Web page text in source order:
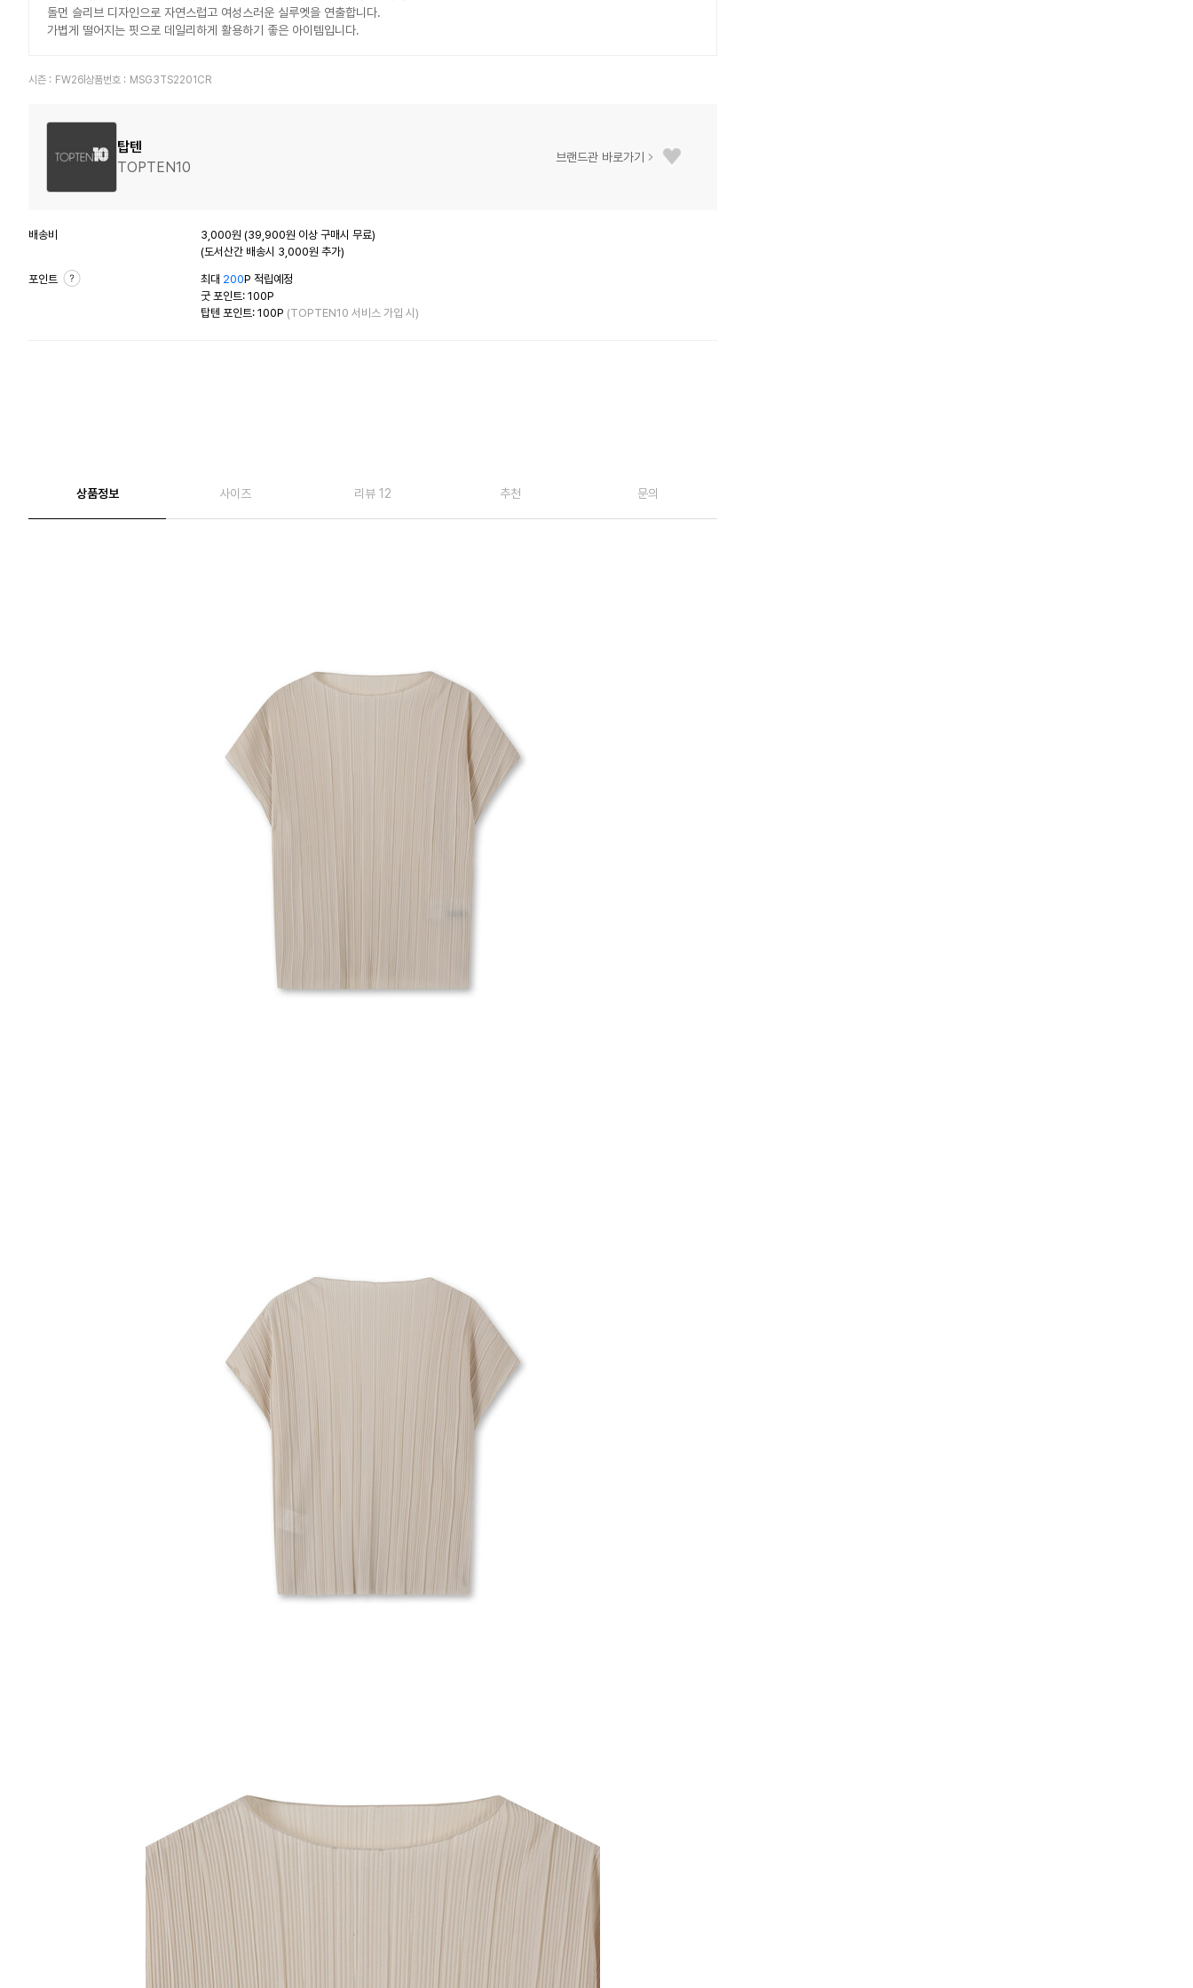
돌먼 슬리브 디자인으로 자연스럽고 여성스러운 실루엣을 연출합니다.
가볍게 떨어지는 핏으로 데일리하게 활용하기 좋은 아이템입니다.
시즌 : FW26 상품번호 : MSG3TS2201CR
탑텐
TOPTEN10
브랜드관 바로가기
배송비
3,000원 (39,900원 이상 구매시 무료)
(도서산간 배송시 3,000원 추가)
포인트 최대 200P 적립예정
굿 포인트: 100P
탑텐 포인트: 100P (TOPTEN10 서비스 가입 시)
상품정보 사이즈 리뷰 12 추천 문의